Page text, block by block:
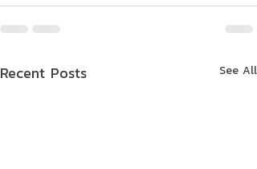
Recent Posts See All